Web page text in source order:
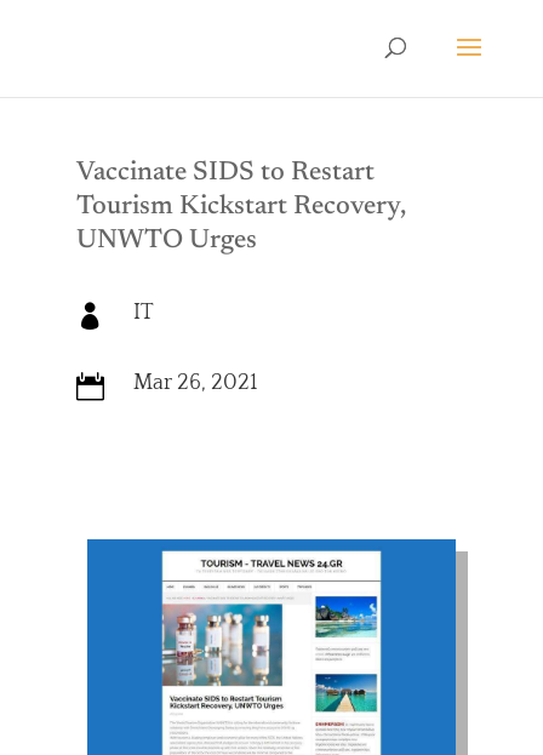
Vaccinate SIDS to Restart
Tourism Kickstart Recovery,
UNWTO Urges
 IT
 Mar 26, 2021